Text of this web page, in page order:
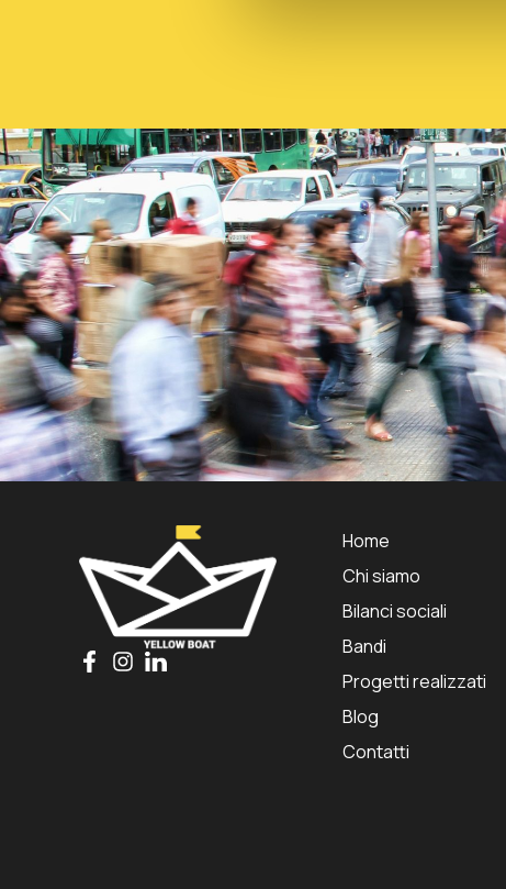
Home
Chi siamo
Bilanci sociali
Bandi
Progetti realizzati
Blog
Contatti